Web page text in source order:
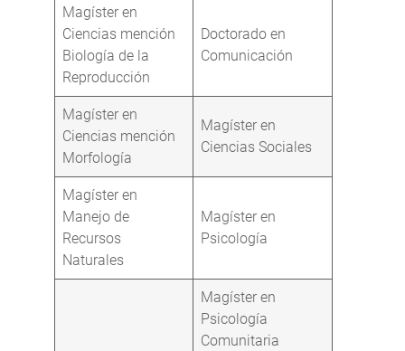
Magíster en
Ciencias mención
Biología de la
Reproducción
Doctorado en
Comunicación
Magíster en
Ciencias mención
Morfología
Magíster en
Ciencias Sociales
Magíster en
Manejo de
Recursos
Naturales
Magíster en
Psicología
Magíster en
Psicología
Comunitaria